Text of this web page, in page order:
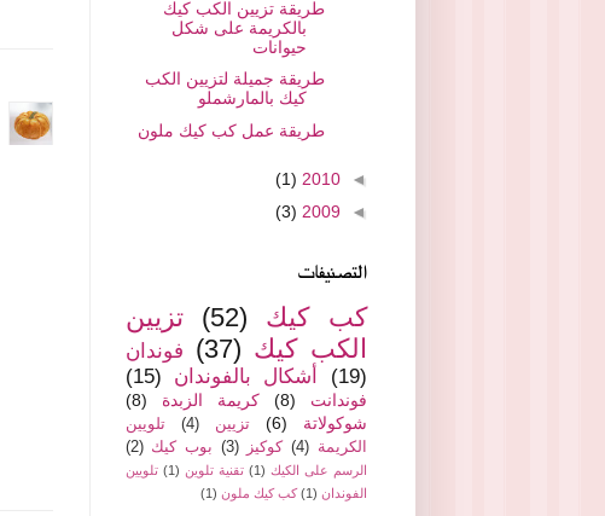
طريقة تزيين الكب كيك
بالكريمة على شكل
حيوانات
طريقة جميلة لتزيين الكب
كيك بالمارشملو
طريقة عمل كب كيك ملون
◄
2010
(1)
◄
2009
(3)
التصنيفات
كب كيك (52)
تزيين
الكب كيك (37)
فوندان
(19)
أشكال بالفوندان (15)
فوندانت (8) كريمة الزبدة
(8)
شوكولاتة
(6) تزيين (4)
تلويين
الكريمة (4) كوكيز (3) بوب كيك (2)
الرسم على الكيك (1) تقنية تلوين (1) تلويين
الفوندان (1) كب كيك ملون (1)